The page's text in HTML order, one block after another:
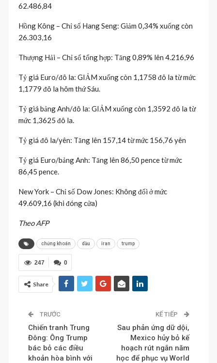
62.486,84
Hồng Kông – Chỉ số Hang Seng: Giảm 0,34% xuống còn
26.303,16
Thượng Hải – Chỉ số tổng hợp: Tăng 0,89% lên 4.216,96
Tỷ giá Euro/đô la: GIẢM xuống còn 1,1758 đô la từ mức
1,1779 đô la hôm thứ Sáu.
Tỷ giá bảng Anh/đô la: GIẢM xuống còn 1,3592 đô la từ
mức 1,3625 đô la.
Tỷ giá đô la/yên: Tăng lên 157,14 từ mức 156,76 yên
Tỷ giá Euro/bảng Anh: Tăng lên 86,50 pence từ mức
86,45 pence.
New York – Chỉ số Dow Jones: Không đổi ở mức
49.609,16 (khi đóng cửa)
Theo AFP
chứng khoán dầu iran trump
0
247
Share
TRƯỚC
Chiến tranh Trung
Đông: Ông Trump
bác bỏ các điều
khoản hòa bình với
KẾ TIẾP
Sau phản ứng dữ dội,
Mexico hủy bỏ kế
hoạch rút ngắn năm
học để phục vụ World